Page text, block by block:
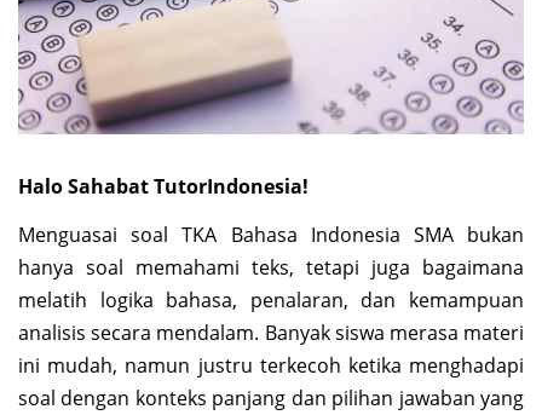
Halo Sahabat TutorIndonesia!
Menguasai soal TKA Bahasa Indonesia SMA bukan
hanya soal memahami teks, tetapi juga bagaimana
melatih logika bahasa, penalaran, dan kemampuan
analisis secara mendalam. Banyak siswa merasa materi
ini mudah, namun justru terkecoh ketika menghadapi
soal dengan konteks panjang dan pilihan jawaban yang